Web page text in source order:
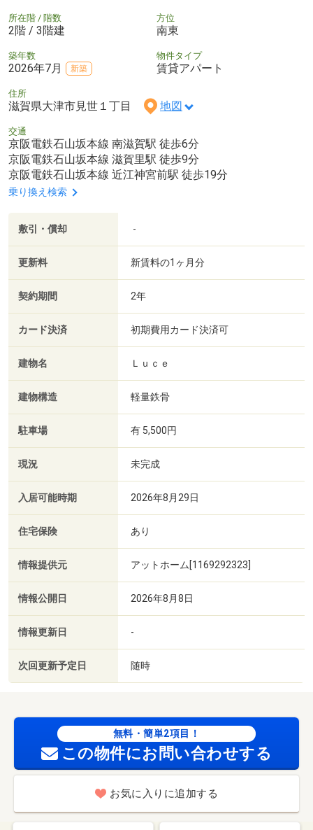
所在階 / 階数
2階 / 3階建
方位
南東
築年数
2026年7月 新築
物件タイプ
賃貸アパート
住所
滋賀県大津市見世１丁目 地図
交通
京阪電鉄石山坂本線 南滋賀駅 徒歩6分
京阪電鉄石山坂本線 滋賀里駅 徒歩9分
京阪電鉄石山坂本線 近江神宮前駅 徒歩19分
乗り換え検索
敷引・償却 -
更新料 新賃料の1ヶ月分
契約期間 2年
カード決済 初期費用カード決済可
建物名 Ｌｕｃｅ
建物構造 軽量鉄骨
駐車場 有 5,500円
現況 未完成
入居可能時期 2026年8月29日
住宅保険 あり
情報提供元 アットホーム[1169292323]
情報公開日 2026年8月8日
情報更新日 -
次回更新予定日 随時
無料・簡単2項目！
この物件にお問い合わせする
お気に入りに追加する